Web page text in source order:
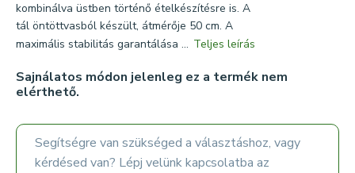
kombinálva üstben történő ételkészítésre is. A
tál öntöttvasból készült, átmérője 50 cm. A
maximális stabilitás garantálása ... Teljes leírás
Sajnálatos módon jelenleg ez a termék nem
elérthető.
Segítségre van szükséged a választáshoz, vagy
kérdésed van? Lépj velünk kapcsolatba az